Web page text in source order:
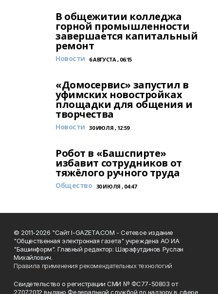
В общежитии колледжа
горной промышленности
завершается капитальный
ремонт
Новости 6 АВГУСТА , 06:15
«Домосервис» запустил в
уфимских новостройках
площадки для общения и
творчества
Новости 30 ИЮЛЯ , 12:59
Робот в «Башспирте»
избавит сотрудников от
тяжёлого ручного труда
Общество 30 ИЮЛЯ , 04:47
© 2011-2026 "Сайт I-GAZETA.COM - Сетевое издание
"Общественная электронная газета" учреждена АО ИА
"Башинформ". Главный редактор: Шарафутдинов Руслан
Михайлович.
Правила применения рекомендательных технологий
Свидетельство о регистрации СМИ № ФС77-50803 от
27.07.2012 выдано Федеральной службой по надзору в сфере